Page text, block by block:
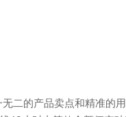
二的产品卖点和精准的用